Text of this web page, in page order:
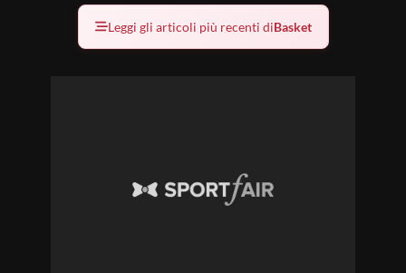
Leggi gli articoli più recenti diBasket